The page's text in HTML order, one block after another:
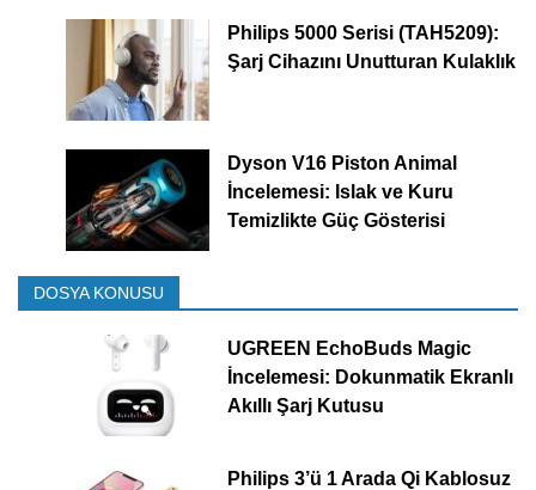
Philips 5000 Serisi (TAH5209):
Şarj Cihazını Unutturan Kulaklık
Dyson V16 Piston Animal
İncelemesi: Islak ve Kuru
Temizlikte Güç Gösterisi
DOSYA KONUSU
UGREEN EchoBuds Magic
İncelemesi: Dokunmatik Ekranlı
Akıllı Şarj Kutusu
Philips 3’ü 1 Arada Qi Kablosuz